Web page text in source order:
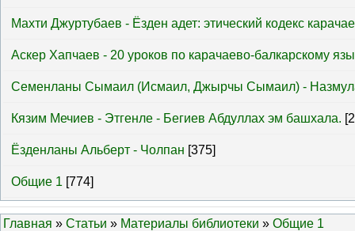
Махти Джуртубаев - Ёзден адет: этический кодекс
Аскер Хапчаев - 20 уроков по карачаево-балкарскому
Семенланы Сымаил (Исмаил, Джырчы Сымаил) -
Кязим Мечиев - Этгенле - Бегиев Абдуллах эм башхала.
Ёзденланы Альберт - Чолпан [375]
Общие 1 [774]
Главная » Статьи » Материалы библиотеки » Общие 1